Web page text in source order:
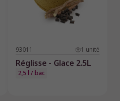
93011 1 unité
Réglisse - Glace 2.5L
2,5 l / bac